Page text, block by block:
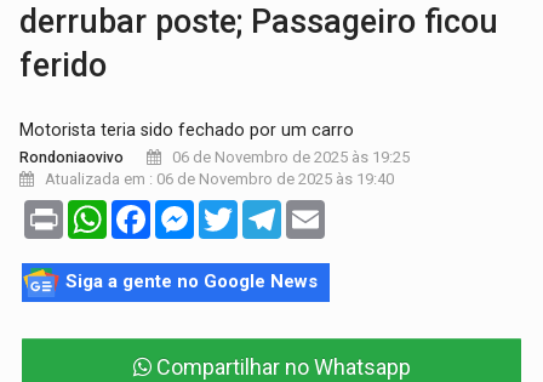
derrubar poste; Passageiro ficou
ferido
Motorista teria sido fechado por um carro
Rondoniaovivo
06 de Novembro de 2025 às 19:25
Atualizada em : 06 de Novembro de 2025 às 19:40
Print WhatsAppFacebookMessenger
TwitterTelegram
Siga a gente no Google News
Compartilhar no Whatsapp